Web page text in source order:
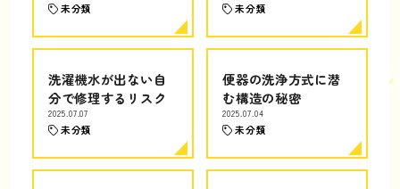
未分類 未分類
洗濯機水が出ない自
分で修理するリスク
2025.07.07
未分類
便器の洗浄方式に潜
む構造の秘密
2025.07.04
未分類